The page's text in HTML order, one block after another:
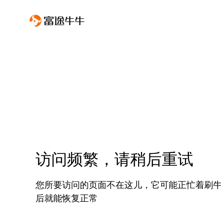
访问频繁，请稍后重试
您所要访问的页面不在这儿，它可能正忙着刷
后就能恢复正常